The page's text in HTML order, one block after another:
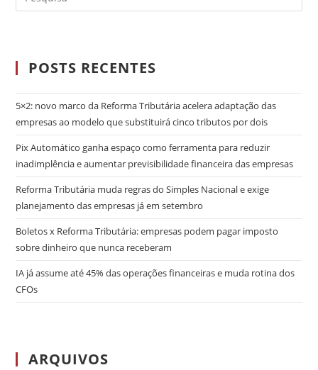
POSTS RECENTES
5×2: novo marco da Reforma Tributária acelera adaptação das
empresas ao modelo que substituirá cinco tributos por dois
Pix Automático ganha espaço como ferramenta para reduzir
inadimplência e aumentar previsibilidade financeira das empresas
Reforma Tributária muda regras do Simples Nacional e exige
planejamento das empresas já em setembro
Boletos x Reforma Tributária: empresas podem pagar imposto
sobre dinheiro que nunca receberam
IA já assume até 45% das operações financeiras e muda rotina dos
CFOs
ARQUIVOS